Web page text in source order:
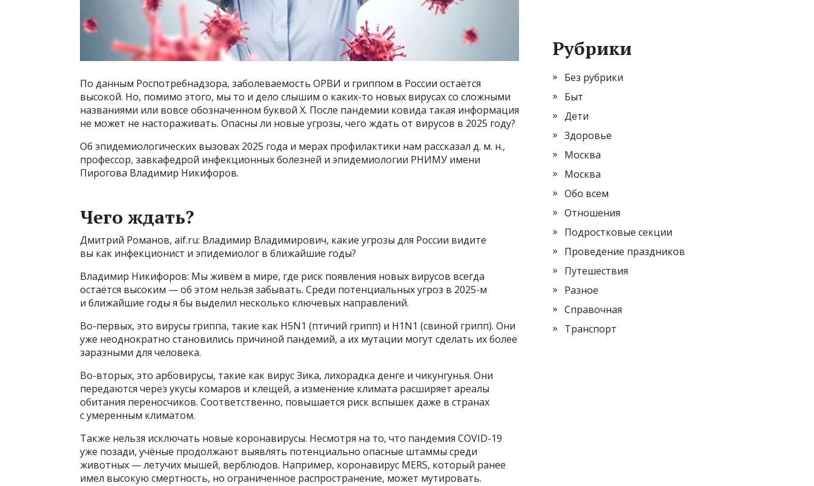
По данным Роспотребнадзора, заболеваемость ОРВИ и гриппом в России остаётся
высокой. Но, помимо этого, мы то и дело слышим о каких-то новых вирусах со сложными
названиями или вовсе обозначенном буквой Х. После пандемии ковида такая информация
не может не настораживать. Опасны ли новые угрозы, чего ждать от вирусов в 2025 году?
Об эпидемиологических вызовах 2025 года и мерах профилактики нам рассказал д. м. н.,
профессор, завкафедрой инфекционных болезней и эпидемиологии РНИМУ имени
Пирогова Владимир Никифоров.
Чего ждать?
Дмитрий Романов, aif.ru:​ Владимир Владимирович, какие угрозы для России видите
вы как инфекционист и эпидемиолог в ближайшие годы?
Владимир Никифоров: Мы живём в мире, где риск появления новых вирусов всегда
остаётся высоким — об этом нельзя забывать. Среди потенциальных угроз в 2025-м
и ближайшие годы я бы выделил несколько ключевых направлений.
Во-первых, это вирусы гриппа, такие как H5N1 (птичий грипп) и H1N1 (свиной грипп). Они
уже неоднократно становились причиной пандемий, а их мутации могут сделать их более
заразными для человека.
Во-вторых, это арбовирусы, такие как вирус Зика, лихорадка денге и чикунгунья. Они
передаются через укусы комаров и клещей, а изменение климата расширяет ареалы
обитания переносчиков. Соответственно, повышается риск вспышек даже в странах
с умеренным климатом.
Также нельзя исключать новые коронавирусы. Несмотря на то, что пандемия COVID-19
уже позади, учёные продолжают выявлять потенциально опасные штаммы среди
животных — летучих мышей, верблюдов. Например, коронавирус MERS, который ранее
имел высокую смертность, но ограниченное распространение, может мутировать.
Рубрики
Без рубрики
Быт
Дети
Здоровье
Москва
Москва
Обо всем
Отношения
Подростковые секции
Проведение праздников
Путешествия
Разное
Справочная
Транспорт